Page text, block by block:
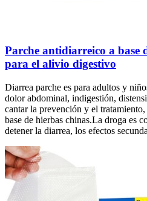
Parche antidiarreico a base
para el alivio digestivo
Diarrea parche es para adultos y
dolor abdominal, indigestión,
cantar la prevención y el
base de hierbas chinas.La droga es
detener la diarrea, los efectos